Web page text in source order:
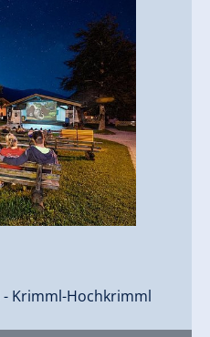
- Krimml-Hochkrimml